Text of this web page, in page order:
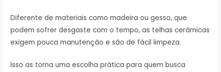
Diferente de materiais como madeira ou gesso, que
podem sofrer desgaste com o tempo, as telhas cerâmicas
exigem pouca manutenção e são de fácil limpeza.
Isso as torna uma escolha prática para quem busca